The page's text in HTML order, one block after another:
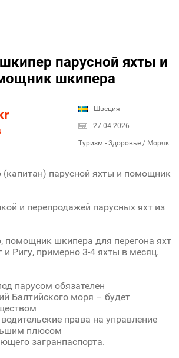
парусной яхты и
шкипера
kr Швеция
27.04.2026
Туризм - Здоровье / Моряк
(капитан) парусной яхты и помощник
и перепродажей парусных яхт из
помощник шкипера для перегона яхт
и Ригу, примерно 3-4 яхты в месяц.
парусом обязателен
Балтийского моря – будет
права на управление
плюсом
загранпаспорта.